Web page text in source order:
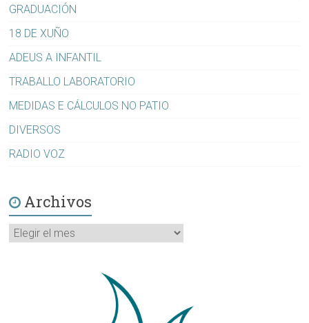
GRADUACIÓN
18 DE XUÑO
ADEUS A INFANTIL
TRABALLO LABORATORIO
MEDIDAS E CÁLCULOS NO PATIO
DIVERSOS
RADIO VOZ
Archivos
Archivos